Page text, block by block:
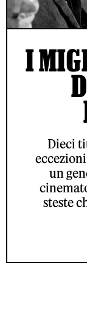
I
Dieci
un
steste